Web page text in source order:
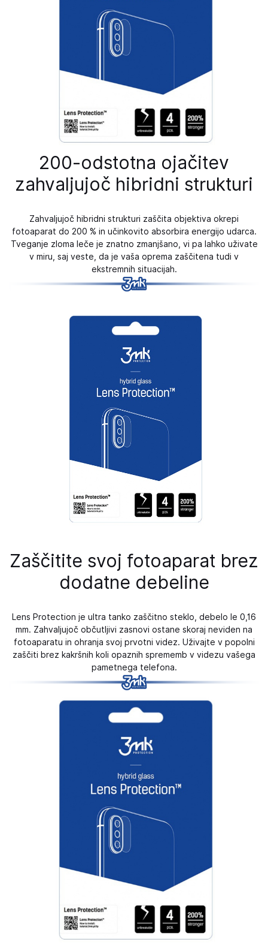
200-odstotna ojačitev
zahvaljujoč hibridni strukturi
Zahvaljujoč hibridni strukturi zaščita objektiva okrepi
fotoaparat do 200 % in učinkovito absorbira energijo udarca.
Tveganje zloma leče je znatno zmanjšano, vi pa lahko uživate
v miru, saj veste, da je vaša oprema zaščitena tudi v
ekstremnih situacijah.
Zaščitite svoj fotoaparat brez
dodatne debeline
Lens Protection je ultra tanko zaščitno steklo, debelo le 0,16
mm. Zahvaljujoč občutljivi zasnovi ostane skoraj neviden na
fotoaparatu in ohranja svoj prvotni videz. Uživajte v popolni
zaščiti brez kakršnih koli opaznih sprememb v videzu vašega
pametnega telefona.